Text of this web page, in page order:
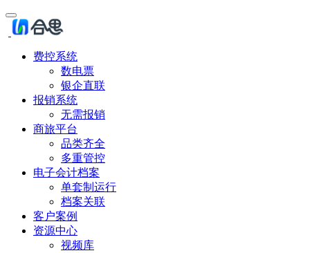
费控系统
数电票
银企直联
报销系统
无需报销
商旅平台
品类齐全
多重管控
电子会计档案
单套制运行
档案关联
客户案例
资源中心
视频库